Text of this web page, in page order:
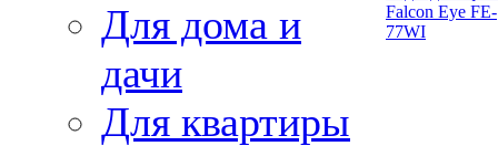
Для дома и
дачи
Для квартиры